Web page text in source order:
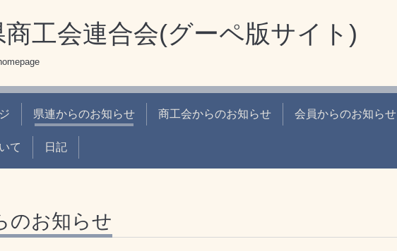
工会連合会(グーペ版サイト)
県連からのお知らせ 商工会からのお知らせ 会員からのお知らせ
て 日記
のお知らせ